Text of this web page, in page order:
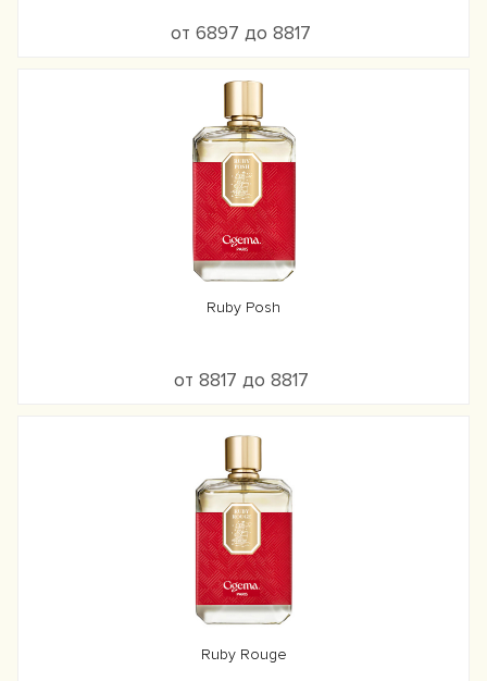
от 6897 до 8817
Ruby Posh
от 8817 до 8817
Ruby Rouge